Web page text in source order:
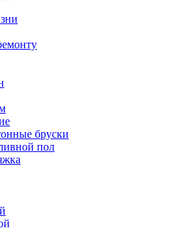
бруски
пол